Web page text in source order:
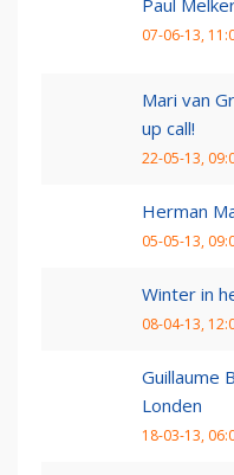
Paul
07-06-13,
Mari van
up call!
22-05-13,
Herman
05-05-13,
Winter in
08-04-13,
Guillaume
Londen
18-03-13,